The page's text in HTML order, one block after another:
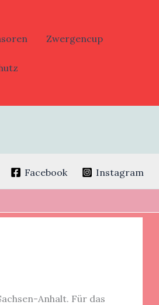
Zwergencup
Facebook Instagram
Anhalt. Für das